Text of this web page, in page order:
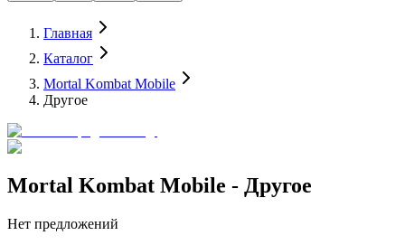
Главная
Каталог
Mortal Kombat Mobile
Другое
Mortal Kombat Mobile - Другое
Нет предложений